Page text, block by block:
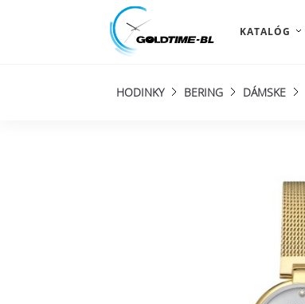
KATALÓG
HODINKY BERING DÁMSKE